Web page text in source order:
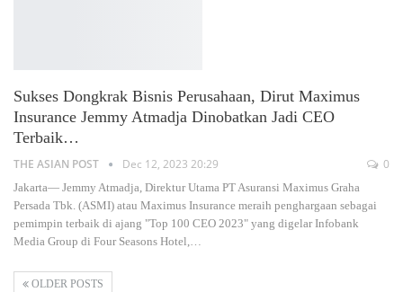
Sukses Dongkrak Bisnis Perusahaan, Dirut Maximus
Insurance Jemmy Atmadja Dinobatkan Jadi CEO
Terbaik…
THE ASIAN POST Dec 12, 2023 20:29 0
Jakarta— Jemmy Atmadja, Direktur Utama PT Asuransi Maximus Graha
Persada Tbk. (ASMI) atau Maximus Insurance meraih penghargaan sebagai
pemimpin terbaik di ajang "Top 100 CEO 2023" yang digelar Infobank
Media Group di Four Seasons Hotel,…
OLDER POSTS